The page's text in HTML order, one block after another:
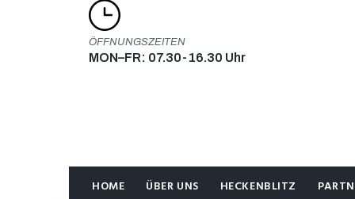
ÖFFNUNGSZEITEN
MON–FR: 07.30-16.30 Uhr
HOME ÜBER UNS HECKENBLITZ